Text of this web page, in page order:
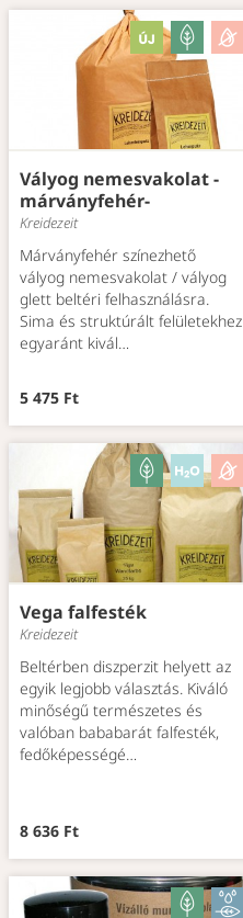
Vályog nemesvakolat -
márványfehér-
Kreidezeit
Márványfehér színezhető
vályog nemesvakolat / vályog
glett beltéri felhasználásra.
Sima és struktúrált felületekhez
egyaránt kivál…
5 475 Ft
Vega falfesték
Kreidezeit
Beltérben diszperzit helyett az
egyik legjobb választás. Kiváló
minőségű természetes és
valóban bababarát falfesték,
fedőképességé…
8 636 Ft